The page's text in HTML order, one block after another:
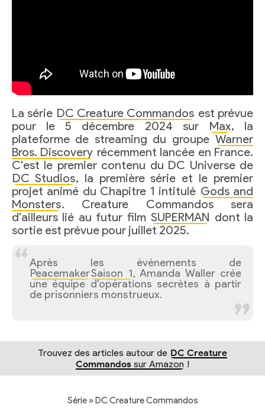
La série DC Creature Commandos est prévue
pour le 5 décembre 2024 sur Max, la
plateforme de streaming du groupe Warner
Bros. Discovery récemment lancée en France.
C'est le premier contenu du DC Universe de
DC Studios, la première série et le premier
projet animé du Chapitre 1 intitulé Gods and
Monsters. Creature Commandos sera
d'ailleurs lié au futur film SUPERMAN dont la
sortie est prévue pour juillet 2025.
Après les événements de
PeacemakerSaison 1, Amanda Waller crée
une équipe d'opérations secrètes à partir
de prisonniers monstrueux.
Trouvez des articles autour de DC Creature
Commandos sur Amazon !
Série » DC Creature Commandos